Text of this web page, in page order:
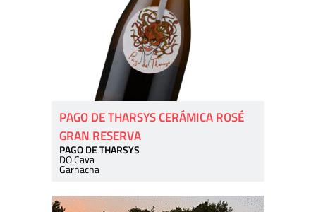
PAGO DE THARSYS CERÁMICA ROSÉ
GRAN RESERVA
PAGO DE THARSYS
DO Cava
Garnacha